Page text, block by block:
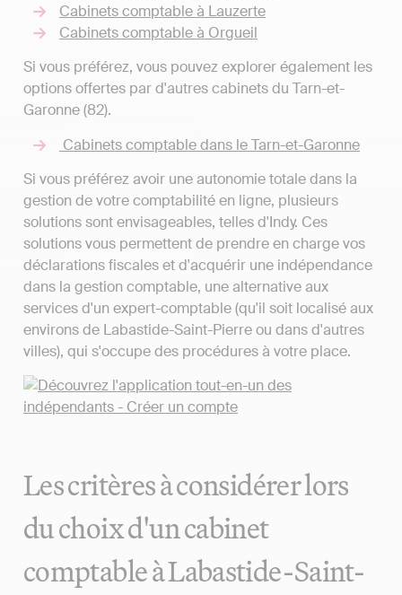
Cabinets comptable à Lauzerte
Cabinets comptable à Orgueil
Si vous préférez, vous pouvez explorer également les
options offertes par d'autres cabinets du Tarn-et-
Garonne (82).
Cabinets comptable dans le Tarn-et-Garonne
Si vous préférez avoir une autonomie totale dans la
gestion de votre comptabilité en ligne, plusieurs
solutions sont envisageables, telles d'Indy. Ces
solutions vous permettent de prendre en charge vos
déclarations fiscales et d'acquérir une indépendance
dans la gestion comptable, une alternative aux
services d'un expert-comptable (qu'il soit localisé aux
environs de Labastide-Saint-Pierre ou dans d'autres
villes), qui s'occupe des procédures à votre place.
Les critères à considérer lors
du choix d'un cabinet
comptable à Labastide-Saint-